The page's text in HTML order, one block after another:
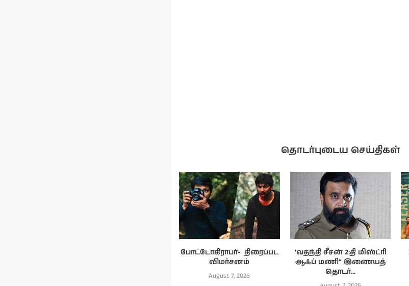
தொடர்புடைய செய்திகள்
போட்டோகிராபர்- ‌ திரைப்பட
விமர்சனம்
August 7, 2026
‘வதந்தி சீசன் 2:தி மிஸ்ட்ரி
ஆஃப் மணி” இணையத்
தொடர்...